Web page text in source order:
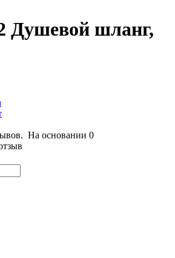
Душевой шланг,
На основании 0